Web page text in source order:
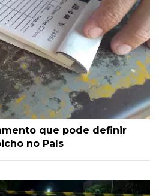
que pode definir
no País